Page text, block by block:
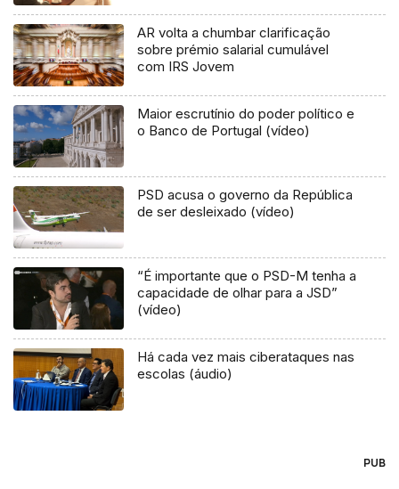
AR volta a chumbar clarificação
sobre prémio salarial cumulável
com IRS Jovem
Maior escrutínio do poder político e
o Banco de Portugal (vídeo)
PSD acusa o governo da República
de ser desleixado (vídeo)
“É importante que o PSD-M tenha a
capacidade de olhar para a JSD”
(vídeo)
Há cada vez mais ciberataques nas
escolas (áudio)
PUB